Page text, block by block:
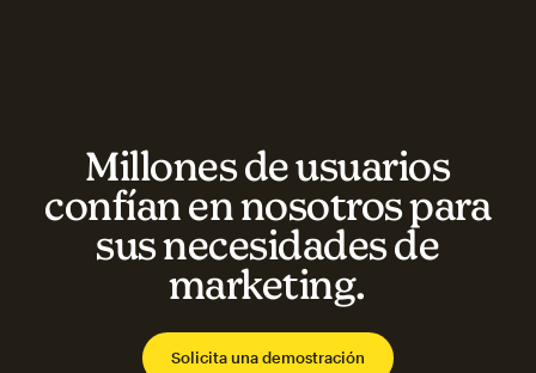
Millones de usuarios
confían en nosotros para
sus necesidades de
marketing.
Solicita una demostración